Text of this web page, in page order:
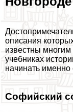
описания
известны
учебниках
начинать именно
Софийский